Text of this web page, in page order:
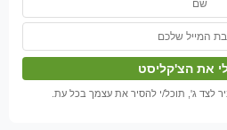
לצד ג', תוכל/י להסיר את עצמך בכל עת.